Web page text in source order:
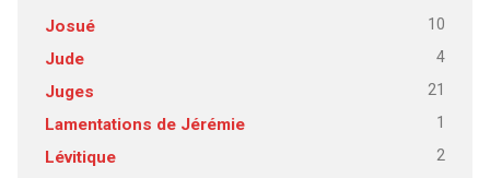
Josué 10
Jude 4
Juges 21
Lamentations de Jérémie 1
Lévitique 2